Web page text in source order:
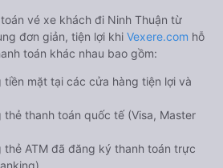
vé xe khách đi Ninh Thuận từ
đơn giản, tiện lợi khi Vexere.com hỗ
toán khác nhau bao gồm:
tiền mặt tại các cửa hàng tiện lợi và
thẻ thanh toán quốc tế (Visa, Master
thẻ ATM đã đăng ký thanh toán trực